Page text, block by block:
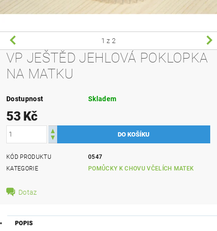
1 z 2
VP JEŠTĚD JEHLOVÁ POKLOPKA
NA MATKU
Dostupnost Skladem
53 Kč
KÓD PRODUKTU
0547
KATEGORIE
POMŮCKY K CHOVU VČELÍCH MATEK
Dotaz
POPIS